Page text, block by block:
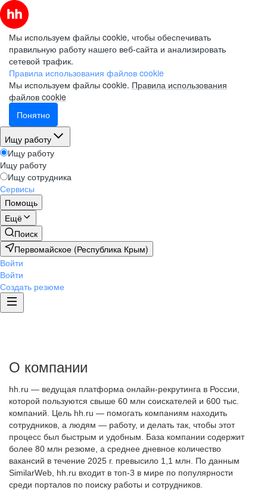
Мы используем файлы cookie, чтобы обеспечивать
правильную работу нашего веб-сайта и анализировать
сетевой трафик.
Правила использования файлов cookie
Мы используем файлы cookie. Правила использования
файлов cookie
Понятно
Ищу работу
Ищу работу
Ищу работу
Ищу сотрудника
Сервисы
Помощь
Ещё
Поиск
Первомайское (Республика Крым)
Войти
Войти
Создать резюме
О компании
hh.ru — ведущая платформа онлайн-рекрутинга в России,
которой пользуются свыше 60 млн соискателей и 600 тыс.
компаний. Цель hh.ru — помогать компаниям находить
сотрудников, а людям — работу, и делать так, чтобы этот
процесс был быстрым и удобным. База компании содержит
более 80 млн резюме, а среднее дневное количество
вакансий в течение 2025 г. превысило 1,1 млн. По данным
SimilarWeb, hh.ru входит в топ-3 в мире по популярности
среди порталов по поиску работы и сотрудников.